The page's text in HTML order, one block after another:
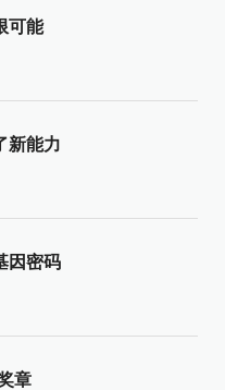
可能
新能力
因密码
章